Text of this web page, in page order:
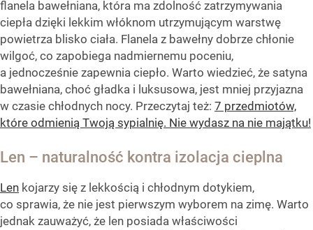
flanela bawełniana, która ma zdolność zatrzymywania
ciepła dzięki lekkim włóknom utrzymującym warstwę
powietrza blisko ciała. Flanela z bawełny dobrze chłonie
wilgoć, co zapobiega nadmiernemu poceniu,
a jednocześnie zapewnia ciepło. Warto wiedzieć, że satyna
bawełniana, choć gładka i luksusowa, jest mniej przyjazna
w czasie chłodnych nocy. Przeczytaj też: 7 przedmiotów,
które odmienią Twoją sypialnię. Nie wydasz na nie majątku!
Len – naturalność kontra izolacja cieplna
Len kojarzy się z lekkością i chłodnym dotykiem,
co sprawia, że nie jest pierwszym wyborem na zimę. Warto
jednak zauważyć, że len posiada właściwości